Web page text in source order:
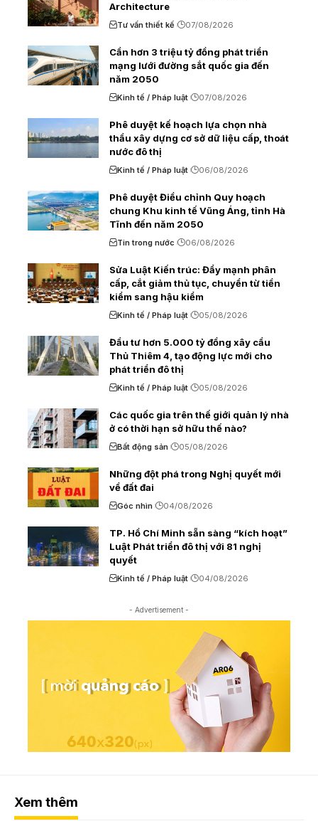
Architecture
Tư vấn thiết kế 07/08/2026
Cần hơn 3 triệu tỷ đồng phát triển
mạng lưới đường sắt quốc gia đến
năm 2050
Kinh tế / Pháp luật 07/08/2026
Phê duyệt kế hoạch lựa chọn nhà
thầu xây dựng cơ sở dữ liệu cấp, thoát
nước đô thị
Kinh tế / Pháp luật 06/08/2026
Phê duyệt Điều chỉnh Quy hoạch
chung Khu kinh tế Vũng Áng, tỉnh Hà
Tĩnh đến năm 2050
Tin trong nước 06/08/2026
Sửa Luật Kiến trúc: Đẩy mạnh phân
cấp, cắt giảm thủ tục, chuyển từ tiền
kiểm sang hậu kiểm
Kinh tế / Pháp luật 05/08/2026
Đầu tư hơn 5.000 tỷ đồng xây cầu
Thủ Thiêm 4, tạo động lực mới cho
phát triển đô thị
Kinh tế / Pháp luật 05/08/2026
Các quốc gia trên thế giới quản lý nhà
ở có thời hạn sở hữu thế nào?
Bất động sản 05/08/2026
Những đột phá trong Nghị quyết mới
về đất đai
Góc nhìn 04/08/2026
TP. Hồ Chí Minh sẵn sàng “kích hoạt”
Luật Phát triển đô thị với 81 nghị
quyết
Kinh tế / Pháp luật 04/08/2026
- Advertisement -
Xem thêm